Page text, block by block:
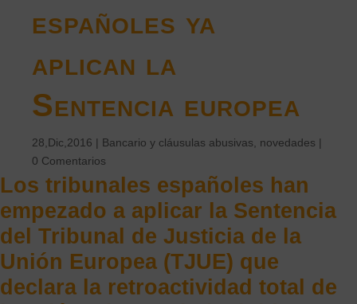
españoles ya
aplican la
Sentencia europea
28,Dic,2016 | Bancario y cláusulas abusivas, novedades |
0 Comentarios
Los tribunales españoles han
empezado a aplicar la Sentencia
del Tribunal de Justicia de la
Unión Europea (TJUE) que
declara la retroactividad total de